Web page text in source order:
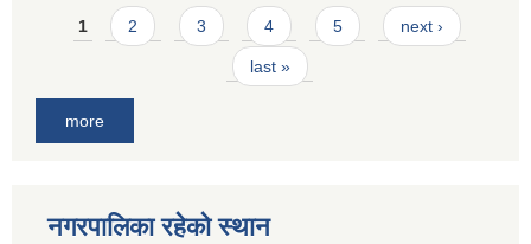
Pages
1 2 3 4 5 next ›
last »
more
नगरपालिका रहेको स्थान